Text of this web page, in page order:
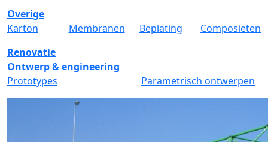
Overige
Karton
Membranen Beplating
Composieten
Renovatie
Ontwerp & engineering
Prototypes
Parametrisch ontwerpen